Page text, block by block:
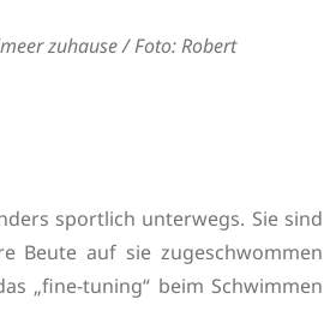
zuhause / Foto: Robert
sportlich unterwegs. Sie sind
Beute auf sie zugeschwommen
„fine-tuning“ beim Schwimmen